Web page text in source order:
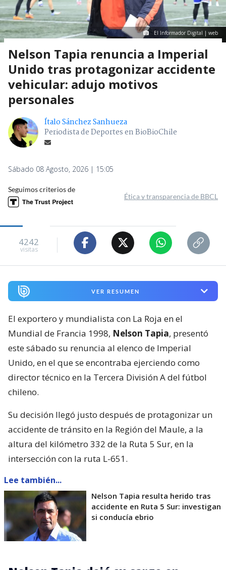
El Informador Digital | web
Nelson Tapia renuncia a Imperial
Unido tras protagonizar accidente
vehicular: adujo motivos
personales
Ítalo Sánchez Sanhueza
Periodista de Deportes en BioBioChile
Sábado 08 Agosto, 2026 | 15:05
Seguimos criterios de
Ética y transparencia de BBCL
4242
visitas
VER RESUMEN
El exportero y mundialista con La Roja en el
Mundial de Francia 1998, Nelson Tapia, presentó
este sábado su renuncia al elenco de Imperial
Unido, en el que se encontraba ejerciendo como
director técnico en la Tercera División A del fútbol
chileno.
Su decisión llegó justo después de protagonizar un
accidente de tránsito en la Región del Maule, a la
altura del kilómetro 332 de la Ruta 5 Sur, en la
intersección con la ruta L-651.
Lee también...
Nelson Tapia resulta herido tras
accidente en Ruta 5 Sur: investigan
si conducía ebrio